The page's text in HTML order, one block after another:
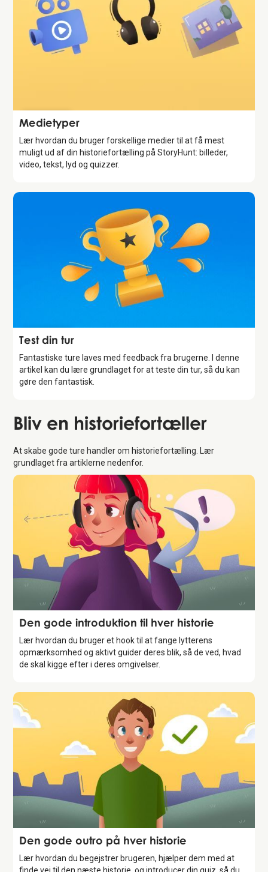
Introduktion
Medietyper
Lær hvordan du bruger forskellige medier til at få mest
muligt ud af din historiefortælling på StoryHunt: billeder,
video, tekst, lyd og quizzer.
Introduktion
Test din tur
Fantastiske ture laves med feedback fra brugerne. I denne
artikel kan du lære grundlaget for at teste din tur, så du kan
gøre den fantastisk.
Bliv en historiefortæller
At skabe gode ture handler om historiefortælling. Lær
grundlaget fra artiklerne nedenfor.
Storytelling
Den gode introduktion til hver historie
Lær hvordan du bruger et hook til at fange lytterens
opmærksomhed og aktivt guider deres blik, så de ved, hvad
de skal kigge efter i deres omgivelser.
Storytelling
Den gode outro på hver historie
Lær hvordan du begejstrer brugeren, hjælper dem med at